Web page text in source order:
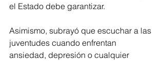
el Estado debe garantizar.
Asimismo, subrayó que escuchar a las
juventudes cuando enfrentan
ansiedad, depresión o cualquier